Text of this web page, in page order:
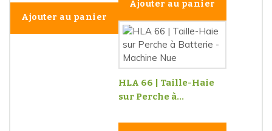
Ajouter au panier
Ajouter au panier
HLA 66 | Taille-Haie
sur Perche à...